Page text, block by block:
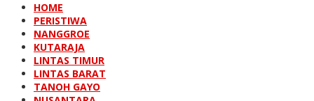
HOME
PERISTIWA
NANGGROE
KUTARAJA
LINTAS TIMUR
LINTAS BARAT
TANOH GAYO